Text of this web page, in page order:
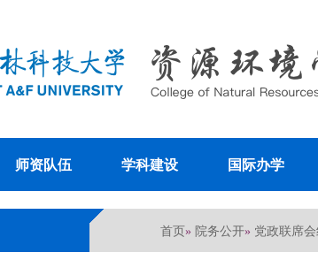
师资队伍 学科建设 国际办学
首页» 院务公开» 党政联席